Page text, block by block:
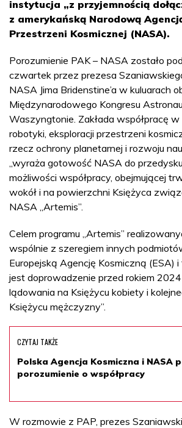
instytucja „z przyjemnością
z amerykańską Narodową
Przestrzeni Kosmicznej (NASA).
Porozumienie PAK – NASA zostało
czwartek przez prezesa
NASA Jima Bridenstine’a w kuluarach
Międzynarodowego Kongresu
Waszyngtonie. Zakłada współpracę
robotyki, eksploracji przestrzeni
rzecz ochrony planetarnej i rozwoju
„wyraża gotowość NASA do
możliwości współpracy, obejmującej
wokół i na powierzchni Księżyca
NASA „Artemis”.
Celem programu „Artemis”
wspólnie z szeregiem innych
Europejską Agencję Kosmiczną (ESA)
jest doprowadzenie przed rokiem
lądowania na Księżycu kobiety i
Księżycu mężczyzny”.
CZYTAJ TAKŻE
Polska Agencja Kosmiczna i NASA
porozumienie o współpracy
W rozmowie z PAP, prezes Szaniawski